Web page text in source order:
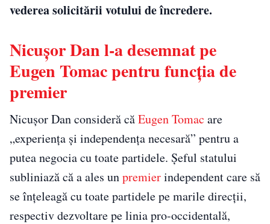
vederea solicitării votului de încredere.
Nicușor Dan l-a desemnat pe
Eugen Tomac pentru funcția de
premier
Nicușor Dan consideră căEugen Tomac are
„experiența și independența necesară” pentru a
putea negocia cu toate partidele. Șeful statului
subliniază că a ales unpremierindependent care să
se înțeleagă cu toate partidele pe marile direcții,
respectiv dezvoltare pe linia pro-occidentală,